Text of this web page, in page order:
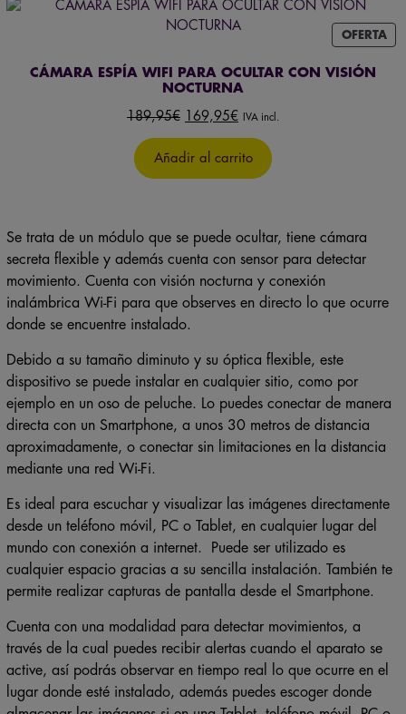
EN
NOCTURNA
precio
original
era:
189,95€.
precio
actual
es:
169,95€.
Añadir al carrito
secreta flexible y además cuenta con sensor para detectar
movimiento. Cuenta con visión nocturna y conexión
inalámbrica Wi-Fi para que observes en directo lo que ocurre
donde se encuentre instalado.
dispositivo se puede instalar en cualquier sitio, como por
ejemplo en un oso de peluche. Lo puedes conectar de manera
directa con un Smartphone, a unos 30 metros de distancia
aproximadamente, o conectar sin limitaciones en la distancia
mediante una red Wi-Fi.
desde un teléfono móvil, PC o Tablet, en cualquier lugar del
mundo con conexión a internet. Puede ser utilizado es
cualquier espacio gracias a su sencilla instalación. También te
permite realizar capturas de pantalla desde el Smartphone.
través de la cual puedes recibir alertas cuando el aparato se
active, así podrás observar en tiempo real lo que ocurre en el
lugar donde esté instalado, además puedes escoger donde
almacenar las imágenes si en una Tablet, teléfono móvil, PC o